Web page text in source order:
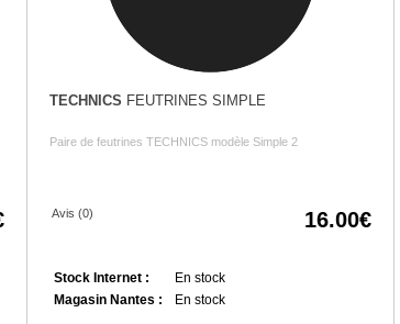
TECHNICS FEUTRINES SIMPLE
Paire de feutrines TECHNICS modèle Simple 2
Avis (0) 16.00
Stock Internet :
En stock
Magasin Nantes :
En stock